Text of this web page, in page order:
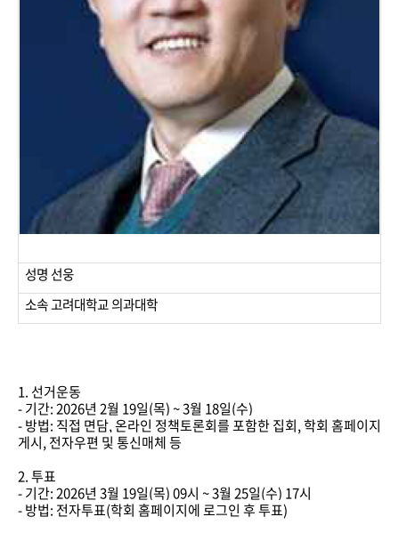
성명 선웅
소속 고려대학교 의과대학
1. 선거운동
- 기간: 2026년 2월 19일(목) ~ 3월 18일(수)
- 방법: 직접 면담, 온라인 정책토론회를 포함한 집회, 학회 홈페이지
게시, 전자우편 및 통신매체 등
2. 투표
- 기간: 2026년 3월 19일(목) 09시 ~ 3월 25일(수) 17시
- 방법: 전자투표(학회 홈페이지에 로그인 후 투표)